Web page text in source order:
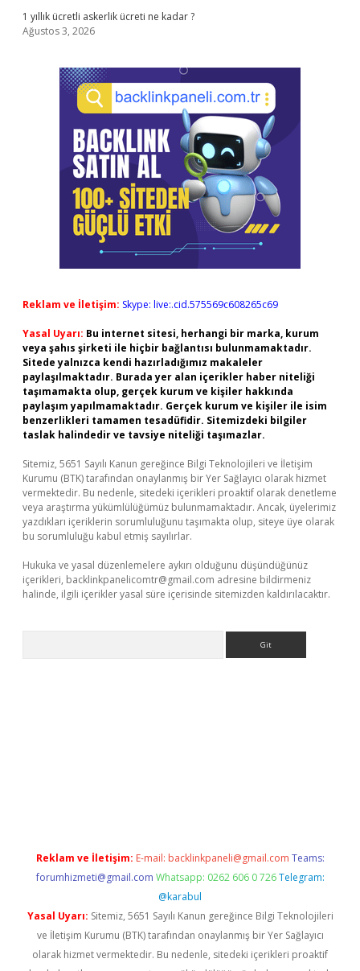
1 yıllık ücretli askerlik ücreti ne kadar ?
Ağustos 3, 2026
Reklam ve İletişim: Skype: live:.cid.575569c608265c69
Yasal Uyarı: Bu internet sitesi, herhangi bir marka, kurum
veya şahıs şirketi ile hiçbir bağlantısı bulunmamaktadır.
Sitede yalnızca kendi hazırladığımız makaleler
paylaşılmaktadır. Burada yer alan içerikler haber niteliği
taşımamakta olup, gerçek kurum ve kişiler hakkında
paylaşım yapılmamaktadır. Gerçek kurum ve kişiler ile isim
benzerlikleri tamamen tesadüfidir. Sitemizdeki bilgiler
taslak halindedir ve tavsiye niteliği taşımazlar.
Sitemiz, 5651 Sayılı Kanun gereğince Bilgi Teknolojileri ve İletişim
Kurumu (BTK) tarafından onaylanmış bir Yer Sağlayıcı olarak hizmet
vermektedir. Bu nedenle, sitedeki içerikleri proaktif olarak denetleme
veya araştırma yükümlülüğümüz bulunmamaktadır. Ancak, üyelerimiz
yazdıkları içeriklerin sorumluluğunu taşımakta olup, siteye üye olarak
bu sorumluluğu kabul etmiş sayılırlar.
Hukuka ve yasal düzenlemelere aykırı olduğunu düşündüğünüz
içerikleri, backlinkpanelicomtr@gmail.com adresine bildirmeniz
halinde, ilgili içerikler yasal süre içerisinde sitemizden kaldırılacaktır.
Reklam ve İletişim: E-mail: backlinkpaneli@gmail.com Teams:
forumhizmeti@gmail.com Whatsapp: 0262 606 0 726 Telegram:
@karabul
Yasal Uyarı: Sitemiz, 5651 Sayılı Kanun gereğince Bilgi Teknolojileri
ve İletişim Kurumu (BTK) tarafından onaylanmış bir Yer Sağlayıcı
olarak hizmet vermektedir. Bu nedenle, sitedeki içerikleri proaktif